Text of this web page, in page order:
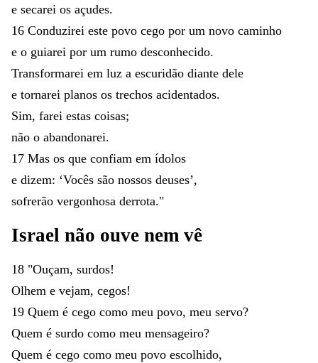
e secarei os açudes.
16 Conduzirei este povo cego por um novo caminho
e o guiarei por um rumo desconhecido.
Transformarei em luz a escuridão diante dele
e tornarei planos os trechos acidentados.
Sim, farei estas coisas;
não o abandonarei.
17 Mas os que confiam em ídolos
e dizem: ‘Vocês são nossos deuses’,
sofrerão vergonhosa derrota."
Israel não ouve nem vê
18 "Ouçam, surdos!
Olhem e vejam, cegos!
19 Quem é cego como meu povo, meu servo?
Quem é surdo como meu mensageiro?
Quem é cego como meu povo escolhido,